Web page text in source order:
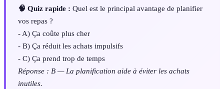
🧠 Quiz rapide : Quel est le principal avantage de planifier
vos repas ?
- A) Ça coûte plus cher
- B) Ça réduit les achats impulsifs
- C) Ça prend trop de temps
Réponse : B — La planification aide à éviter les achats
inutiles.